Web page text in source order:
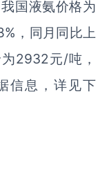
国液氨价格为
，同月同比上
2932元/吨，
信息，详见下